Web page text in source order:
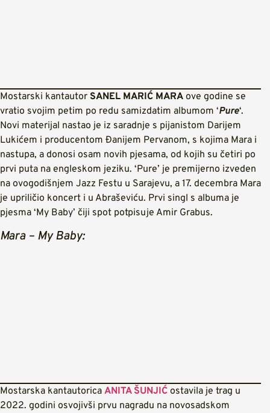
Mostarski kantautor SANEL MARIĆ MARA ove godine se
vratio svojim petim po redu samizdatim albumom ‘Pure‘.
Novi materijal nastao je iz saradnje s pijanistom Darijem
Lukićem i producentom Đanijem Pervanom, s kojima Mara i
nastupa, a donosi osam novih pjesama, od kojih su četiri po
prvi puta na engleskom jeziku. ‘Pure’ je premijerno izveden
na ovogodišnjem Jazz Festu u Sarajevu, a 17. decembra Mara
je upriličio koncert i u Abraševiću. Prvi singl s albuma je
pjesma ‘My Baby’ čiji spot potpisuje Amir Grabus.
Mara – My Baby:
Mostarska kantautorica ANITA ŠUNJIĆ ostavila je trag u
2022. godini osvojivši prvu nagradu na novosadskom